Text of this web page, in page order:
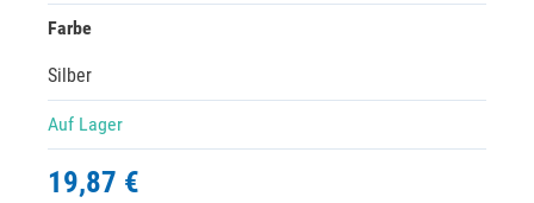
Farbe
Silber
Auf Lager
19,87 €